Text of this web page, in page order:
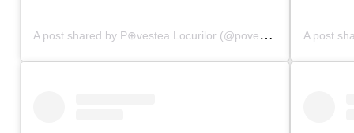
A
post shared by P⊕vestea Locurilor (@povestealocurilor) on